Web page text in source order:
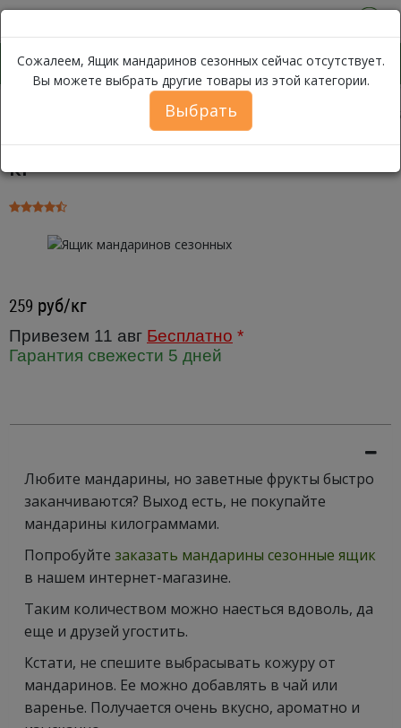
0
Цитрусовые Ящик
Сожалеем, Ящик мандаринов сезонных сейчас отсутствует.
Вы можете выбрать другие товары из этой категории.
Выбрать
Ящик мандаринов сезонных ~ 10
кг
259 руб/кг
Привезем 11 авг Бесплатно *
Гарантия свежести 5 дней
Любите мандарины, но заветные фрукты быстро
заканчиваются? Выход есть, не покупайте
мандарины килограммами.
Попробуйте заказать мандарины сезонные ящик
в нашем интернет-магазине.
Таким количеством можно наесться вдоволь, да
еще и друзей угостить.
Кстати, не спешите выбрасывать кожуру от
мандаринов. Ее можно добавлять в чай или
варенье. Получается очень вкусно, ароматно и